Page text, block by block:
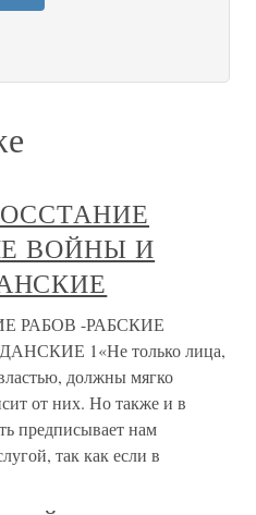
ВОЙНЫ И
РАБОВ -РАБСКИЕ
1«Не только лица,
должны мягко
от них. Но также и в
предписывает нам
так как если в